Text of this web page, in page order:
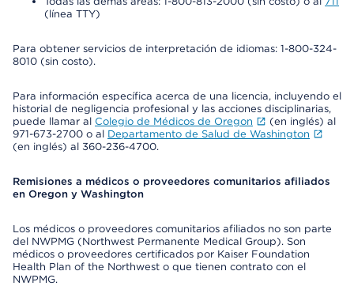
(línea TTY)
Para obtener servicios de interpretación de idiomas: 1-800-324-
8010 (sin costo).
Para información específica acerca de una licencia, incluyendo el
historial de negligencia profesional y las acciones disciplinarias,
puede llamar al Colegio de Médicos de Oregon
(en inglés) al
971-673-2700 o al Departamento de Salud de Washington
(en inglés) al 360-236-4700.
Remisiones a médicos o proveedores comunitarios afiliados
en Oregon y Washington
Los médicos o proveedores comunitarios afiliados no son parte
del NWPMG (Northwest Permanente Medical Group). Son
médicos o proveedores certificados por Kaiser Foundation
Health Plan of the Northwest o que tienen contrato con el
NWPMG.